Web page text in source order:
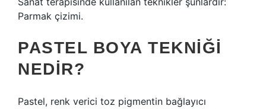
Parmak çizimi.
PASTEL BOYA TEKNIĞI
NEDIR?
Pastel, renk verici toz pigmentin bağlayıcı